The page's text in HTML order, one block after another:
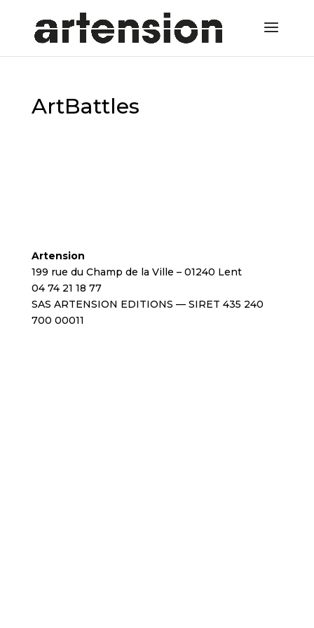
ArtBattles
Artension
199 rue du Champ de la Ville – 01240 Lent
04 74 21 18 77
SAS ARTENSION EDITIONS — SIRET 435 240
700 00011